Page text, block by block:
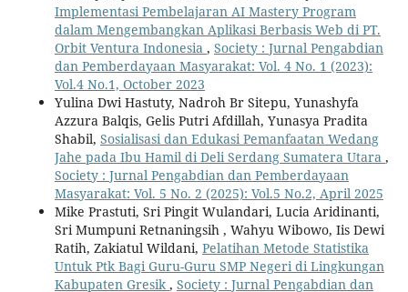
Implementasi Pembelajaran AI Mastery Program
dalam Mengembangkan Aplikasi Berbasis Web di PT.
Orbit Ventura Indonesia , Society : Jurnal Pengabdian
dan Pemberdayaan Masyarakat: Vol. 4 No. 1 (2023):
Vol.4 No.1, October 2023
Yulina Dwi Hastuty, Nadroh Br Sitepu, Yunashyfa
Azzura Balqis, Gelis Putri Afdillah, Yunasya Pradita
Shabil, Sosialisasi dan Edukasi Pemanfaatan Wedang
Jahe pada Ibu Hamil di Deli Serdang Sumatera Utara ,
Society : Jurnal Pengabdian dan Pemberdayaan
Masyarakat: Vol. 5 No. 2 (2025): Vol.5 No.2, April 2025
Mike Prastuti, Sri Pingit Wulandari, Lucia Aridinanti,
Sri Mumpuni Retnaningsih , Wahyu Wibowo, Iis Dewi
Ratih, Zakiatul Wildani, Pelatihan Metode Statistika
Untuk Ptk Bagi Guru-Guru SMP Negeri di Lingkungan
Kabupaten Gresik , Society : Jurnal Pengabdian dan